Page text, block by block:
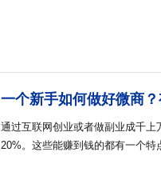
一个新手如何做好微商
通过互联网创业或者做副业成千
20%。这些能赚到钱的都有一个